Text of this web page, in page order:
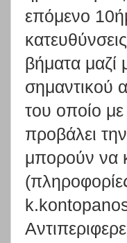
επόμενο
βήματα μαζί
σημαντικού
του οποίο με
προβάλει
μπορούν να